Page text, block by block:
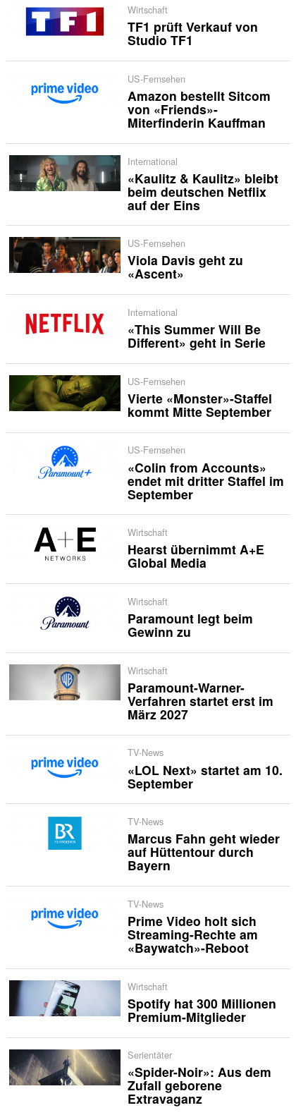
Wirtschaft
TF1 prüft Verkauf von
Studio TF1
US-Fernsehen
Amazon bestellt Sitcom
von «Friends»-
Miterfinderin Kauffman
International
«Kaulitz & Kaulitz» bleibt
beim deutschen Netflix
auf der Eins
US-Fernsehen
Viola Davis geht zu
«Ascent»
International
«This Summer Will Be
Different» geht in Serie
US-Fernsehen
Vierte «Monster»-Staffel
kommt Mitte September
US-Fernsehen
«Colin from Accounts»
endet mit dritter Staffel im
September
Wirtschaft
Hearst übernimmt A+E
Global Media
Wirtschaft
Paramount legt beim
Gewinn zu
Wirtschaft
Paramount-Warner-
Verfahren startet erst im
März 2027
TV-News
«LOL Next» startet am 10.
September
TV-News
Marcus Fahn geht wieder
auf Hüttentour durch
Bayern
TV-News
Prime Video holt sich
Streaming-Rechte am
«Baywatch»-Reboot
Wirtschaft
Spotify hat 300 Millionen
Premium-Mitglieder
Serientäter
«Spider-Noir»: Aus dem
Zufall geborene
Extravaganz